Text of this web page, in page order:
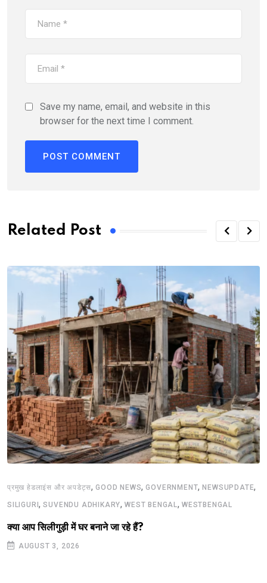
Save my name, email, and website in this
browser for the next time I comment.
Related Post
प्रमुख हेडलाइंस और अपडेट्स,GOOD NEWS,GOVERNMENT,NEWSUPDATE,
SILIGURI,SUVENDU ADHIKARY,WEST BENGAL,WESTBENGAL
क्या आप सिलीगुड़ी में घर बनाने जा रहे हैं?
AUGUST 3, 2026